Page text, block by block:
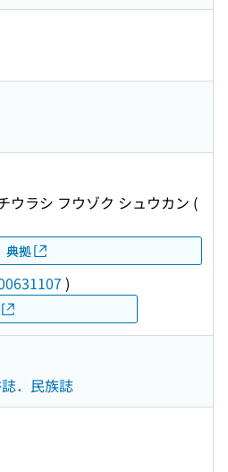
ウラシ フウゾク シュウカン (
典拠
)
．民族誌